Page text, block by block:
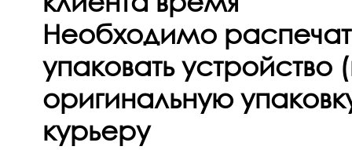
Необходимо
упаковать устройство
оригинальную
курьеру